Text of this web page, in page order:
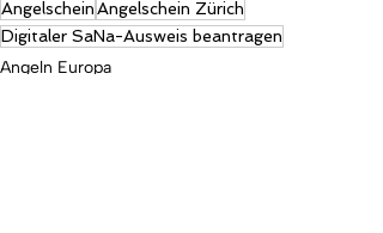
AngelscheinAngelschein Zürich
Digitaler SaNa-Ausweis beantragen
Angeln Europa